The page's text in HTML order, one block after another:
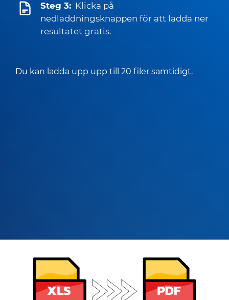
Steg 3: Klicka på
nedladdningsknappen för att ladda ner
resultatet gratis.
Du kan ladda upp upp till 20 filer samtidigt.